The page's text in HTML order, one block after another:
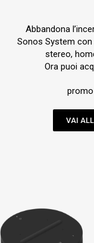
Abbandona
Sonos System
stereo,
Ora puoi
VAI